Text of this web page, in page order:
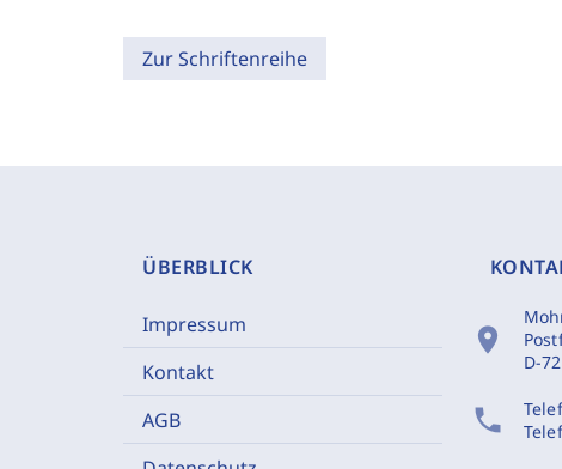
Zur Schriftenreihe
ÜBERBLICK
Impressum
Kontakt
AGB
location_on
D-
phone